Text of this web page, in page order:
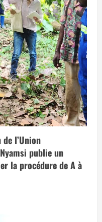
l’Union
publie un
la procédure de A à